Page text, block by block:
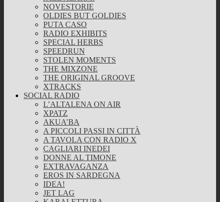
NOVESTORIE
OLDIES BUT GOLDIES
PUTA CASO
RADIO EXHIBITS
SPECIAL HERBS
SPEEDRUN
STOLEN MOMENTS
THE MIXZONE
THE ORIGINAL GROOVE
XTRACKS
SOCIAL RADIO
L’ALTALENA ON AIR
XPATZ
AKUA’BA
A PICCOLI PASSI IN CITTÀ
A TAVOLA CON RADIO X
CAGLIARI INEDEI
DONNE AL TIMONE
EXTRAVAGANZA
EROS IN SARDEGNA
IDEA!
JET LAG